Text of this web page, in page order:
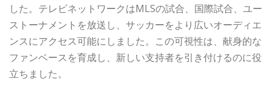
した。テレビネットワークはMLSの試合、国際試合、ユー
ストーナメントを放送し、サッカーをより広いオーディエ
ンスにアクセス可能にしました。この可視性は、献身的な
ファンベースを育成し、新しい支持者を引き付けるのに役
立ちました。